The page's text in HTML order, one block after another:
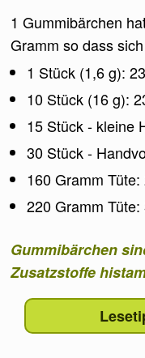
1 Gummibärchen
Gramm so dass
1 Stück (1,6 g):
10 Stück (16 g):
15 Stück - kleine
30 Stück -
160 Gramm
220 Gramm
Gummibärchen
Zusatzstoffe